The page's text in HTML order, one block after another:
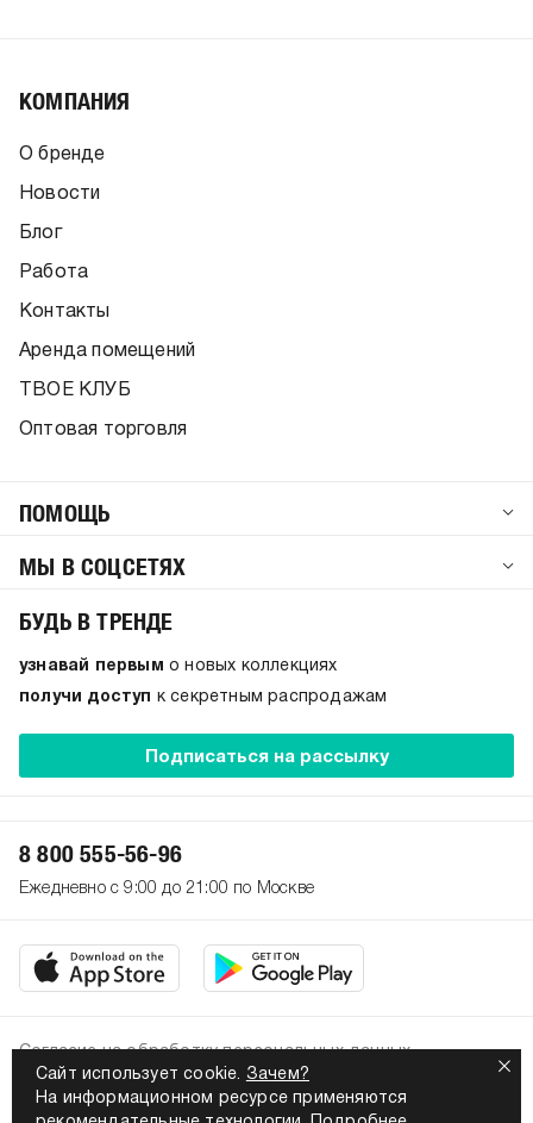
Сайт использует cookie. Зачем?
На информационном ресурсе применяются
КОМПАНИЯ
О бренде
Новости
Блог
Работа
Контакты
Аренда помещений
ТВОЕ КЛУБ
Оптовая торговля
ПОМОЩЬ
МЫ В СОЦСЕТЯХ
БУДЬ В ТРЕНДЕ
узнавай первым о новых коллекциях
получи доступ
к секретным распродажам
Подписаться на рассылку
8 800 555-56-96
Ежедневно с 9:00 до 21:00 по Москве
2026. Все права защищены
Политика конфиденциальности
Согласие на обработку персональных данных